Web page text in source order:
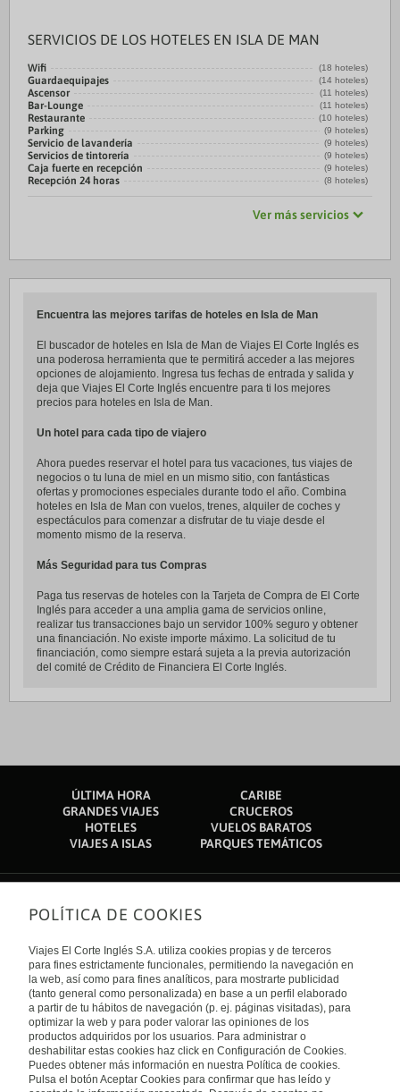
SERVICIOS DE LOS HOTELES EN ISLA DE MAN
Wifi (18 hoteles)
Guardaequipajes (14 hoteles)
Ascensor (11 hoteles)
Bar-Lounge (11 hoteles)
Restaurante (10 hoteles)
Parking (9 hoteles)
Servicio de lavandería (9 hoteles)
Servicios de tintorería (9 hoteles)
Caja fuerte en recepción (9 hoteles)
Recepción 24 horas (8 hoteles)
Ver más servicios
Encuentra las mejores tarifas de hoteles en Isla de Man
El buscador de hoteles en Isla de Man de Viajes El Corte Inglés es
una poderosa herramienta que te permitirá acceder a las mejores
opciones de alojamiento. Ingresa tus fechas de entrada y salida y
deja que Viajes El Corte Inglés encuentre para ti los mejores
precios para hoteles en Isla de Man.
Un hotel para cada tipo de viajero
Ahora puedes reservar el hotel para tus vacaciones, tus viajes de
negocios o tu luna de miel en un mismo sitio, con fantásticas
ofertas y promociones especiales durante todo el año. Combina
hoteles en Isla de Man con vuelos, trenes, alquiler de coches y
espectáculos para comenzar a disfrutar de tu viaje desde el
momento mismo de la reserva.
Más Seguridad para tus Compras
Paga tus reservas de hoteles con la Tarjeta de Compra de El Corte
Inglés para acceder a una amplia gama de servicios online,
realizar tus transacciones bajo un servidor 100% seguro y obtener
una financiación. No existe importe máximo. La solicitud de tu
financiación, como siempre estará sujeta a la previa autorización
del comité de Crédito de Financiera El Corte Inglés.
ÚLTIMA HORA
CARIBE
GRANDES VIAJES
CRUCEROS
HOTELES
VUELOS BARATOS
VIAJES A ISLAS
PARQUES TEMÁTICOS
Sobre nosotros
Quiénes somos
Financiación
Sostenibilidad
Turismo accesible
Tarjeta El Corte Inglés
Trabaja con nosotros
El Corte Inglés
Canal Ético
Enlaces de interés
Guías de viaje
Catálogos
Auto check-in
Condiciones Generales
Política de privacidad
Política de cookies
Accesibilidad
Internacional
España
POLÍTICA DE COOKIES
Viajes El Corte Inglés S.A. utiliza cookies propias y de terceros
para fines estrictamente funcionales, permitiendo la navegación en
la web, así como para fines analíticos, para mostrarte publicidad
(tanto general como personalizada) en base a un perfil elaborado
a partir de tu hábitos de navegación (p. ej. páginas visitadas), para
optimizar la web y para poder valorar las opiniones de los
productos adquiridos por los usuarios. Para administrar o
deshabilitar estas cookies haz click en Configuración de Cookies.
Puedes obtener más información en nuestra Política de cookies.
Pulsa el botón Aceptar Cookies para confirmar que has leído y